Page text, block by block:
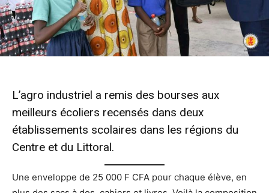
L’agro industriel a remis des bourses aux
meilleurs écoliers recensés dans deux
établissements scolaires dans les régions du
Centre et du Littoral.
Une enveloppe de 25 000 F CFA pour chaque élève, en